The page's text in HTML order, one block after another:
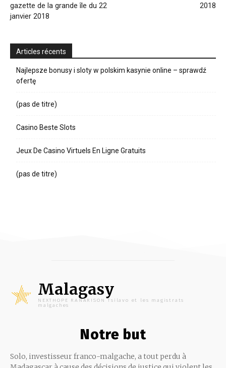
gazette de la grande île du 22
janvier 2018
2018
Articles récents
Najlepsze bonusy i sloty w polskim kasynie online – sprawdź
ofertę
(pas de titre)
Casino Beste Slots
Jeux De Casino Virtuels En Ligne Gratuits
(pas de titre)
Malagasy
NEXTHOPE RANARISON Tsilavo et les magistrats
malgaches
Notre but
Solo, investisseur franco-malgache, a tout perdu à